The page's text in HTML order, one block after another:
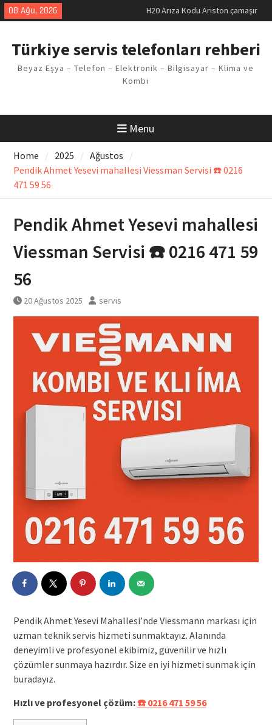
Skip
to
08 Ağu, 2026
H20 Arıza Kodu Ariston çamaşır
makinesi Sorunu
Arçelik buzdolabı F5 Hatası
Vaillant çamaşır makinesi E03
Arıza Kodu
Türkiye servis telefonları rehberi
Beyaz Eşya – Telefon – Elektronik – Bilgisayar – Klima ve
Kombi
Menu
Home 2025
Ağustos
Pendik Ahmet Yesevi mahallesi Viessman Servisi ☎️ 0216
471 59 56
Pendik Ahmet Yesevi mahallesi
Viessman Servisi ☎️ 0216 471 59
56
20 Ağustos 2025 servis
Pendik Ahmet Yesevi Mahallesi’nde Viessmann markası için
uzman teknik servis hizmeti sunmaktayız. Alanında
deneyimli ve profesyonel ekibimiz, güvenilir ve hızlı
çözümler sunmaya hazırdır. Size en iyi hizmeti sunmak için
buradayız.
Hızlı ve profesyonel çözüm:☎️ 0216 471 59 56